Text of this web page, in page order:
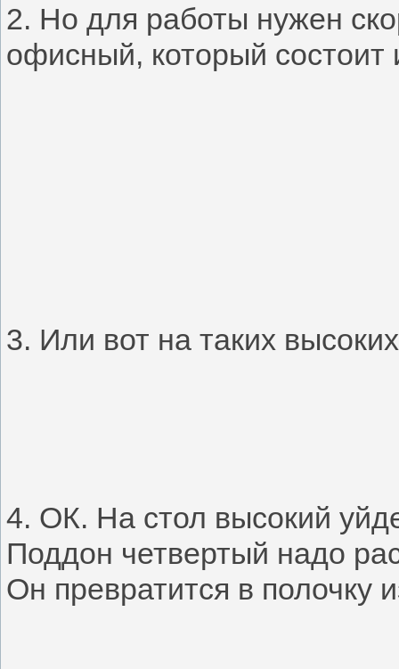
2. Но для работы нужен
офисный, который состоит
3. Или вот на таких
4. ОК. На стол высокий
Поддон четвертый надо
Он превратится в полочку